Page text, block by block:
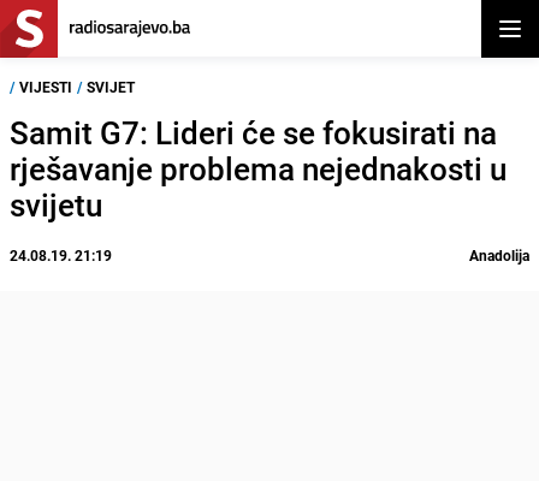
/ VIJESTI / SVIJET
Samit G7: Lideri će se fokusirati na
rješavanje problema nejednakosti u
svijetu
24.08.19. 21:19 Anadolija